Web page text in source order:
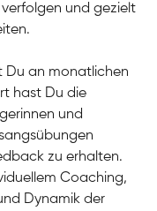
und gezielt
Du an monatlichen
hast Du die
und
zu erhalten.
Coaching,
Dynamik der